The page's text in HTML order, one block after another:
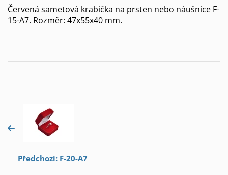
Červená sametová krabička na prsten nebo náušnice F-
15-A7. Rozměr: 47x55x40 mm.
Předchozí: F-20-A7